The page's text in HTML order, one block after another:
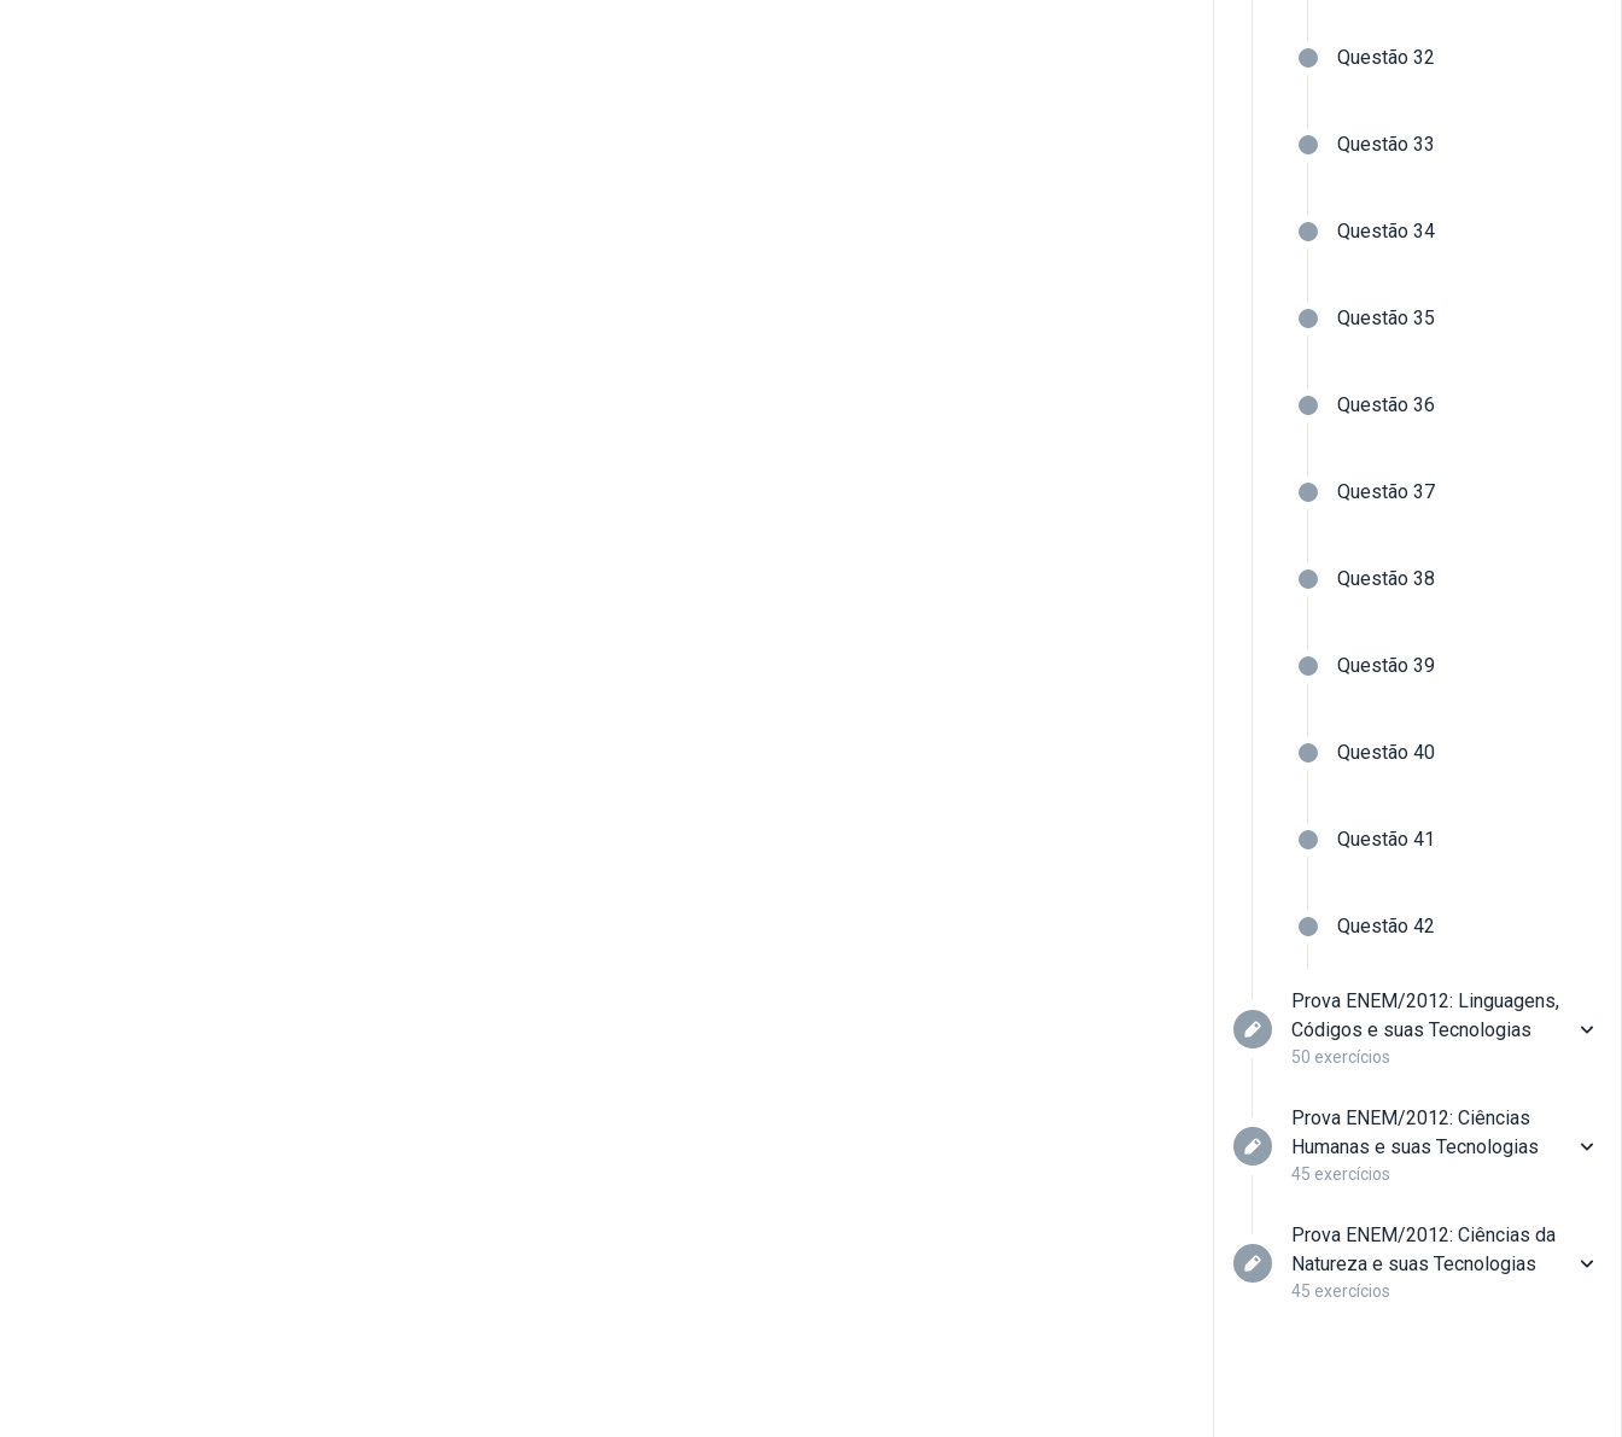
Questão 32
Questão 33
Questão 34
Questão 35
Questão 36
Questão 37
Questão 38
Questão 39
Questão 40
Questão 41
Questão 42
Prova ENEM/2012: Linguagens,
Códigos e suas Tecnologias
50 exercícios
Questão 01
Questão 03
Prova ENEM/2012: Ciências
Humanas e suas Tecnologias
45 exercícios
Questão 01
Prova ENEM/2012: Ciências da
Natureza e suas Tecnologias
45 exercícios